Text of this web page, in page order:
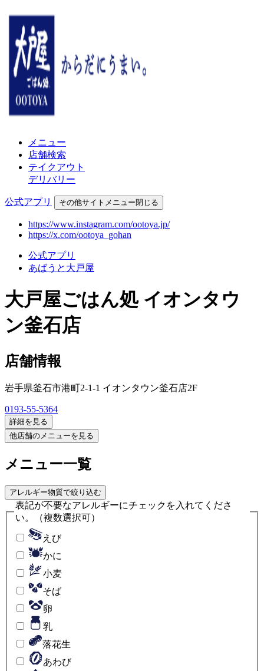
メニュー
店舗検索
テイクアウト
デリバリー
公式アプリ その他サイトメニュー閉じる
https://www.instagram.com/ootoya.jp/
https://x.com/ootoya_gohan
公式アプリ
あばうと大戸屋
大戸屋ごはん処 イオンタウ
ン釜石店
店舗情報
岩手県釜石市港町2-1-1 イオンタウン釜石店2F
0193-55-5364
詳細を見る
他店舗のメニューを見る
メニュー一覧
アレルギー物質で絞り込む
表記が不要なアレルギーにチェックを入れてくださ
い。
（複数選択可）
えび
かに
小麦
そば
卵
乳
落花生
あわび